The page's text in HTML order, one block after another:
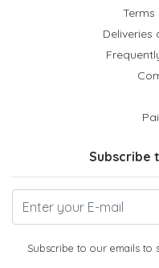
Deliveries
Subscribe
Subscribe to our emails to